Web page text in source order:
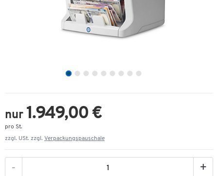
nur 1.949,00 €
pro St.
zzgl. USt. zzgl. Verpackungspauschale
- +